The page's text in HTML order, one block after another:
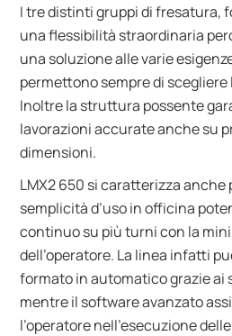
I tre distinti gruppi di fresatura,
una flessibilità straordinaria
una soluzione alle varie
permettono sempre di
Inoltre la struttura possente
lavorazioni accurate anche su
dimensioni.
LMX2 650 si caratterizza anche
semplicità d’uso in officina
continuo su più turni con la
dell’operatore. La linea infatti
formato in automatico grazie ai
mentre il software avanzato
l’operatore nell’esecuzione